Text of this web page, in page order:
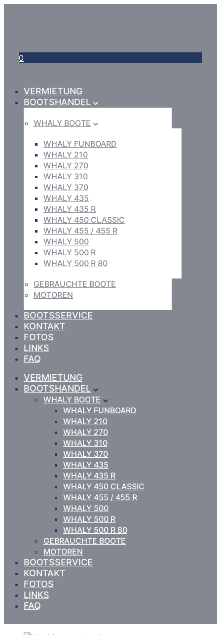
0
VERMIETUNG
BOOTSHANDEL
WHALY BOOTE
WHALY FUNBOARD
WHALY 210
WHALY 270
WHALY 310
WHALY 370
WHALY 435
WHALY 435 R
WHALY 450 CLASSIC
WHALY 455 / 455 R
WHALY 500
WHALY 500 R
WHALY 500 R 80
GEBRAUCHTE BOOTE
MOTOREN
BOOTSSERVICE
KONTAKT
FOTOS
LINKS
FAQ
VERMIETUNG
BOOTSHANDEL
WHALY BOOTE
WHALY FUNBOARD
WHALY 210
WHALY 270
WHALY 310
WHALY 370
WHALY 435
WHALY 435 R
WHALY 450 CLASSIC
WHALY 455 / 455 R
WHALY 500
WHALY 500 R
WHALY 500 R 80
GEBRAUCHTE BOOTE
MOTOREN
BOOTSSERVICE
KONTAKT
FOTOS
LINKS
FAQ